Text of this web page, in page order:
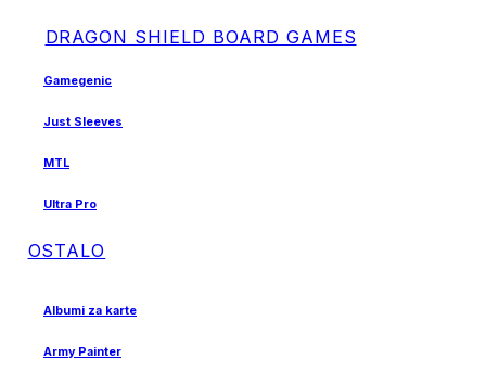
DRAGON SHIELD BOARD GAMES
Gamegenic
Just Sleeves
MTL
Ultra Pro
OSTALO
Albumi za karte
Army Painter